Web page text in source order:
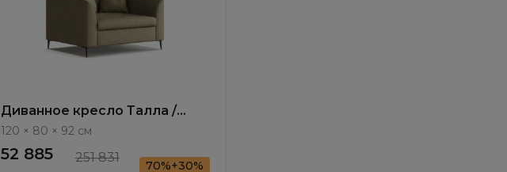
Диванное кресло Талла /
Talla ММ100.12
120 × 80 × 92 см
52 885
251 831
70%+30%